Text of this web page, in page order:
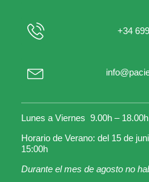
+34
Lunes a Viernes 9.00h – 18.00h
Horario de Verano: del 15 de
15:00h
Durante el mes de agosto no